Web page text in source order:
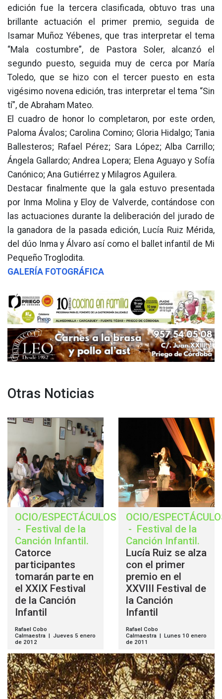
edición fue la tercera clasificada, obtuvo tras una
brillante actuación el primer premio, seguida de
Isamar Muñoz Yébenes, que tras interpretar el tema
“Mala costumbre”, de Pastora Soler, alcanzó el
segundo puesto, seguida muy de cerca por María
Toledo, que se hizo con el tercer puesto en esta
vigésimo novena edición, tras interpretar el tema “Sin
tí”, de Abraham Mateo.
El cuadro de honor lo completaron, por este orden,
Paloma Ávalos; Carolina Comino; Gloria Hidalgo; Tania
Ballesteros; Rafael Pérez; Sara López; Alba Carrillo;
Ángela Gallardo; Andrea Lopera; Elena Aguayo y Sofía
Canónico; Ana Gutiérrez y Milagros Aguilera.
Destacar finalmente que la gala estuvo presentada
por Inma Molina y Eloy de Valverde, contándose con
las actuaciones durante la deliberación del jurado de
la ganadora de la pasada edición, Lucía Ruiz Mérida,
del dúo Inma y Álvaro así como el ballet infantil de Mi
Pequeño Troglodita.
GALERÍA FOTOGRÁFICA
Otras Noticias
OCIO/ESPECTÁCULOS
- Festival de la
Canción Infantil.
Catorce
participantes
tomarán parte en
el XXIX Festival
de la Canción
Infantil
Rafael Cobo
Calmaestra | Jueves 5 enero
de 2012
OCIO/
- Festival de la
Canción Infantil.
Lucía Ruiz se alza
con el primer
premio en el
XXVIII Festival de
la Canción
Infantil
Rafael Cobo
Calmaestra | Lunes 10 enero
de 2011